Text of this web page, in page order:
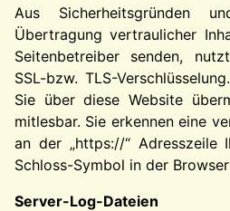
Aus Sicherheitsgründen
Übertragung vertraulicher
Seitenbetreiber senden,
SSL-bzw. TLS-
Sie über diese Website
mitlesbar. Sie erkennen eine
an der „https://“ Adresszeile
Schloss-Symbol in der
Server-Log-Dateien